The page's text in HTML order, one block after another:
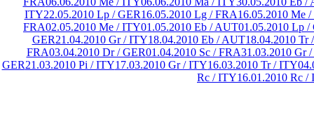
ITY22.05.2010 Lp / GER16.05.2010 Lg / FRA16.05.2010 Me
FRA02.05.2010 Me / ITY01.05.2010 Eb / AUT01.05.2010 Lp /
GER21.04.2010 Gr / ITY18.04.2010 Eb / AUT18.04.2010 Tr
FRA03.04.2010 Dr / GER01.04.2010 Sc / FRA31.03.2010 Gr
GER21.03.2010 Pi / ITY17.03.2010 Gr / ITY16.03.2010 Tr / ITY
Rc / ITY16.01.2010 Rc /